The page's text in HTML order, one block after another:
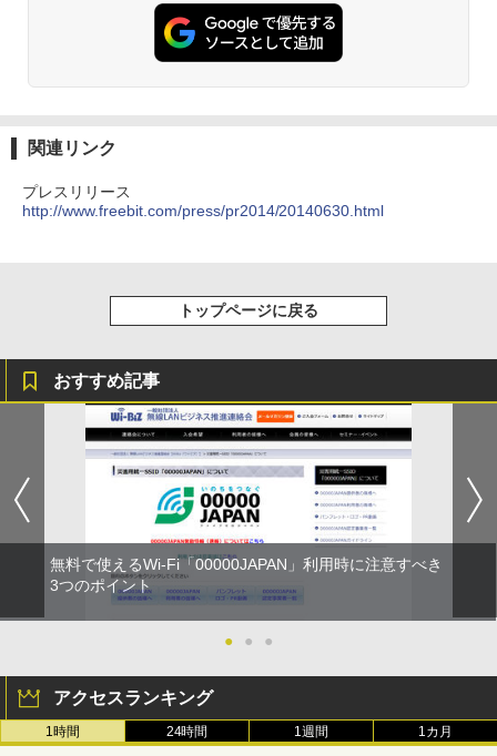
関連リンク
プレスリリース
http://www.freebit.com/press/pr2014/20140630.html
トップページに戻る
おすすめ記事
無料で使えるWi-Fi「00000JAPAN」利用時に注意すべき
3つのポイント
● ● ●
アクセスランキング
1時間 24時間 1週間 1カ月